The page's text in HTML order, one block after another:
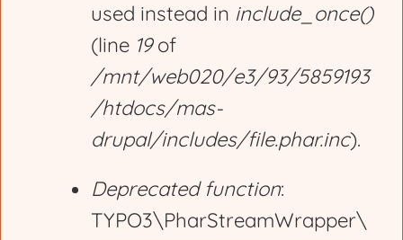
used instead in include_once()
(line 19of
/mnt/web020/e3/93/5859193
/htdocs/mas-
drupal/includes/file.phar.inc).
Deprecated function:
TYPO3\PharStreamWrapper\